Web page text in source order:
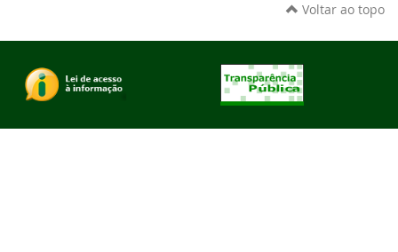
Voltar ao topo